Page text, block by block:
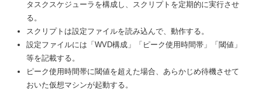
タスクスケジューラを構成し、スクリプトを定期的に実行させ
る。
スクリプトは設定ファイルを読み込んで、動作する。
設定ファイルには「WVD構成」「ピーク使用時間帯」「閾値」
等を記載する。
ピーク使用時間帯に閾値を超えた場合、あらかじめ待機させて
おいた仮想マシンが起動する。